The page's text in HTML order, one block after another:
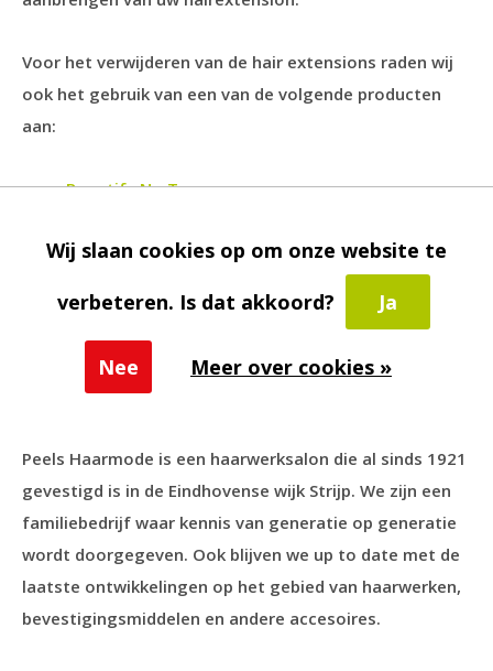
Voor het verwijderen van de hair extensions raden wij
ook het gebruik van een van de volgende producten
aan:
Beautify No Trace
C-22 lijm remover
Peels Haarmode. Wij geven u graag een
Peels Haarmode is een haarwerksalon die al sinds 1921
gevestigd is in de Eindhovense wijk Strijp. We zijn een
familiebedrijf waar kennis van generatie op generatie
wordt doorgegeven. Ook blijven we up to date met de
laatste ontwikkelingen op het gebied van haarwerken,
bevestigingsmiddelen en andere accesoires.
Wij slaan cookies op om onze website te
verbeteren. Is dat akkoord?
Ja
Nee Meer over cookies »